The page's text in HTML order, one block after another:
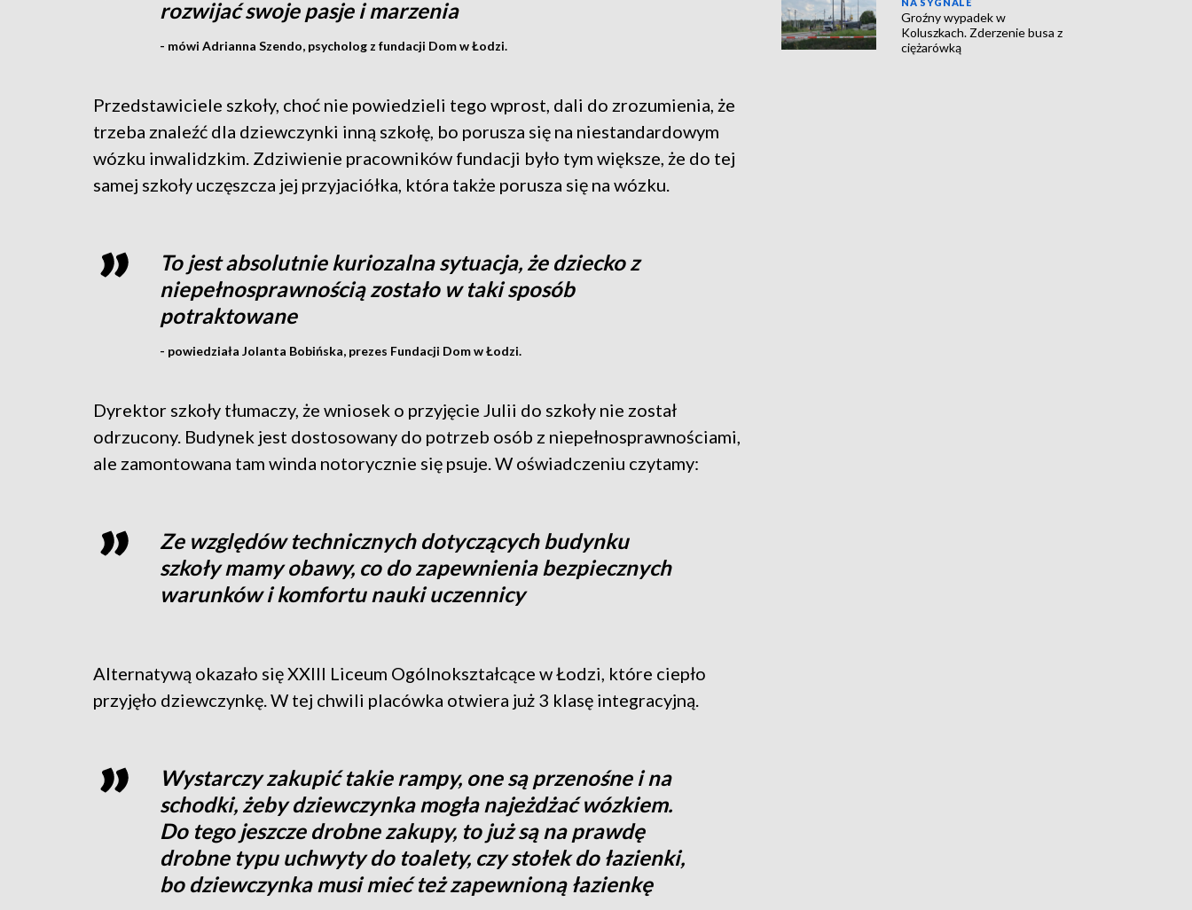
rozwijać swoje pasje i marzenia
- mówi Adrianna Szendo, psycholog z fundacji Dom w Łodzi.
Przedstawiciele szkoły, choć nie powiedzieli tego wprost, dali do zrozumienia, że
trzeba znaleźć dla dziewczynki inną szkołę, bo porusza się na niestandardowym
wózku inwalidzkim. Zdziwienie pracowników fundacji było tym większe, że do tej
samej szkoły uczęszcza jej przyjaciółka, która także porusza się na wózku.
To jest absolutnie kuriozalna sytuacja, że dziecko z
niepełnosprawnością zostało w taki sposób
potraktowane
- powiedziała Jolanta Bobińska, prezes Fundacji Dom w Łodzi.
Dyrektor szkoły tłumaczy, że wniosek o przyjęcie Julii do szkoły nie został
odrzucony. Budynek jest dostosowany do potrzeb osób z niepełnosprawnościami,
ale zamontowana tam winda notorycznie się psuje. W oświadczeniu czytamy:
Ze względów technicznych dotyczących budynku
szkoły mamy obawy, co do zapewnienia bezpiecznych
warunków i komfortu nauki uczennicy
Alternatywą okazało się XXIII Liceum Ogólnokształcące w Łodzi, które ciepło
przyjęło dziewczynkę. W tej chwili placówka otwiera już 3 klasę integracyjną.
Wystarczy zakupić takie rampy, one są przenośne i na
schodki, żeby dziewczynka mogła najeżdżać wózkiem.
Do tego jeszcze drobne zakupy, to już są na prawdę
drobne typu uchwyty do toalety, czy stołek do łazienki,
bo dziewczynka musi mieć też zapewnioną łazienkę
Groźny wypadek w
Koluszkach. Zderzenie busa z
ciężarówką